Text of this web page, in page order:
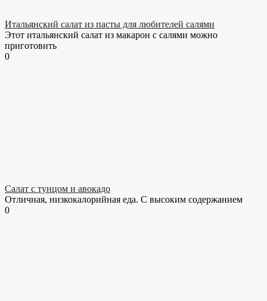
Итальянский салат из пасты для любителей салями
Этот итальянский салат из макарон с салями можно
приготовить
0
Салат с тунцом и авокадо
Отличная, низкокалорийная еда. С высоким содержанием
0